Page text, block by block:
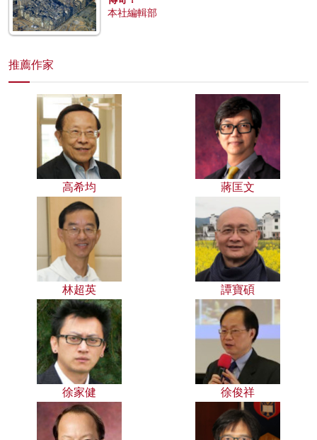
本社編輯部
推薦作家
高希均 蔣匡文
林超英 譚寶碩
徐家健 徐俊祥